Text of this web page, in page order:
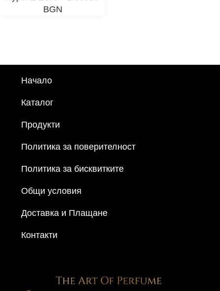
BGN
Начало
Каталог
Продукти
Политика за поверителност
Политика за бисквитките
Общи условия
Доставка и Плащане
Контакти